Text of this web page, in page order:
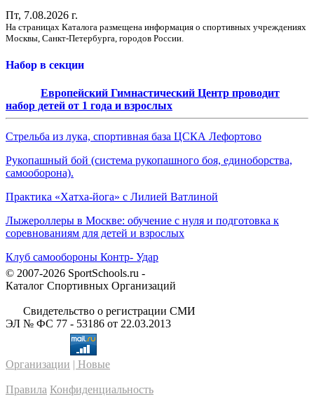
Пт, 7.08.2026 г.
На страницах Каталога размещена информация о спортивных учреждениях
Москвы, Санкт-Петербурга, городов России.
Набор в секции
Европейский Гимнастический Центр проводит
набор детей от 1 года и взрослых
Стрельба из лука, спортивная база ЦСКА Лефортово
Рукопашный бой (система рукопашного боя, единоборства,
самооборона).
Практика «Хатха-йога» с Лилией Ватлиной
Лыжероллеры в Москве: обучение с нуля и подготовка к
соревнованиям для детей и взрослых
Клуб самообороны Контр- Удар
© 2007-2026 SportSchools.ru -
Каталог Спортивных Организаций
Свидетельство о регистрации СМИ
ЭЛ № ФС 77 - 53186 от 22.03.2013
Организации | Новые
Правила Конфиденциальность